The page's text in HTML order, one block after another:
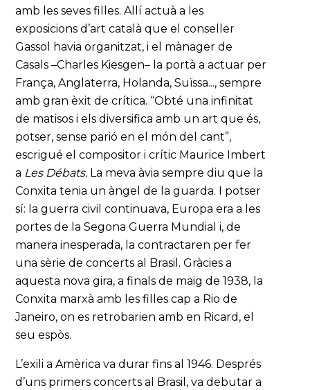
amb les seves filles. Allí actuà a les
exposicions d’art català que el conseller
Gassol havia organitzat, i el mànager de
Casals –Charles Kiesgen– la portà a actuar per
França, Anglaterra, Holanda, Suïssa..., sempre
amb gran èxit de crítica. “Obté una infinitat
de matisos i els diversifica amb un art que és,
potser, sense parió en el món del cant”,
escrigué el compositor i crític Maurice Imbert
a Les Débats. La meva àvia sempre diu que la
Conxita tenia un àngel de la guarda. I potser
sí: la guerra civil continuava, Europa era a les
portes de la Segona Guerra Mundial i, de
manera inesperada, la contractaren per fer
una sèrie de concerts al Brasil. Gràcies a
aquesta nova gira, a finals de maig de 1938, la
Conxita marxà amb les filles cap a Rio de
Janeiro, on es retrobarien amb en Ricard, el
seu espòs.
L’exili a Amèrica va durar fins al 1946. Després
d’uns primers concerts al Brasil, va debutar a